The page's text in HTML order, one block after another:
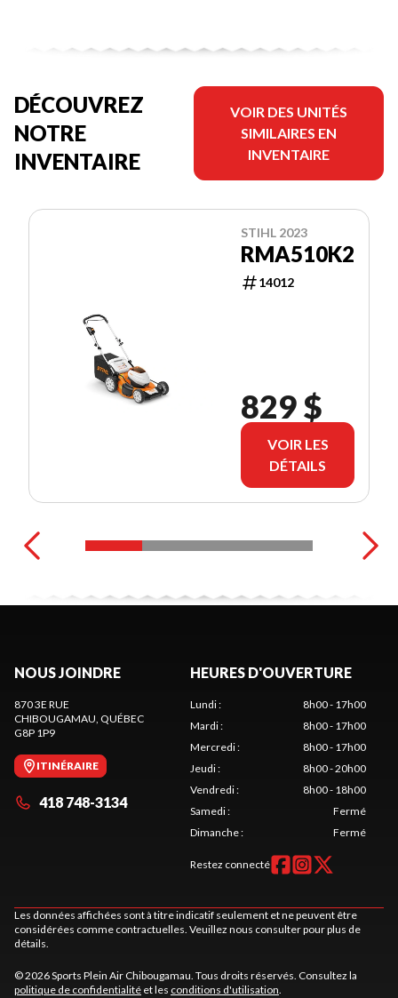
DÉCOUVREZ
NOTRE
INVENTAIRE
VOIR DES UNITÉS
SIMILAIRES EN
INVENTAIRE
STIHL 2023
RMA510K2
14012
829 $
VOIR LES
DÉTAILS
NOUS JOINDRE
870 3E RUE
CHIBOUGAMAU , QUÉBEC
G8P 1P9
ITINÉRAIRE
418 748-3134
HEURES D'OUVERTURE
Lundi:
8h00 - 17h00
Mardi:
8h00 - 17h00
Mercredi:
8h00 - 17h00
Jeudi:
8h00 - 20h00
Vendredi:
8h00 - 18h00
Samedi:
Fermé
Dimanche: Fermé
Restez connecté
Les données affichées sont à titre indicatif seulement et ne peuvent être
considérées comme contractuelles. Veuillez nous consulter pour plus de
détails.
© 2026 Sports Plein Air Chibougamau. Tous droits réservés. Consultez la
politique de confidentialité et les conditions d'utilisation